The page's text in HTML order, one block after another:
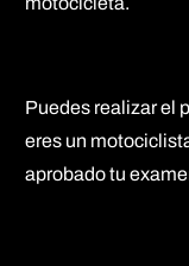
Puedes realizar el
eres un
aprobado tu